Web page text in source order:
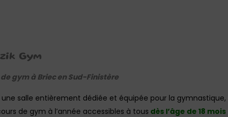
Gym
gym à Briec en Sud-Finistère
une salle entièrement dédiée et équipée pour la gymnastique,
de gym à l’année accessibles à tous dès l’âge de 18 mois